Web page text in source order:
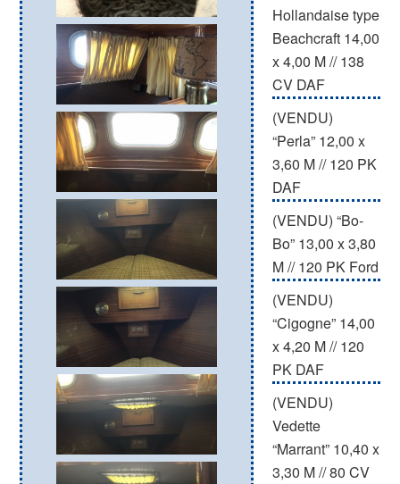
Hollandaise type
Beachcraft 14,00
x 4,00 M // 138
CV DAF
(VENDU)
“Perla” 12,00 x
3,60 M // 120 PK
DAF
(VENDU) “Bo-
Bo” 13,00 x 3,80
M // 120 PK Ford
(VENDU)
“Cigogne” 14,00
x 4,20 M // 120
PK DAF
(VENDU)
Vedette
“Marrant” 10,40 x
3,30 M // 80 CV